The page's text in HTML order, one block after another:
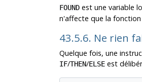
FOUNDest une variable
n'affecte que la fonction
43.5.6. Ne rien
Quelque fois, une
IF/THEN/ELSEest